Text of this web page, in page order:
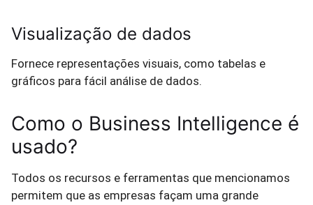
Visualização de dados
Fornece representações visuais, como tabelas e
gráficos para fácil análise de dados.
Como o Business Intelligence é
usado?
Todos os recursos e ferramentas que mencionamos
permitem que as empresas façam uma grande